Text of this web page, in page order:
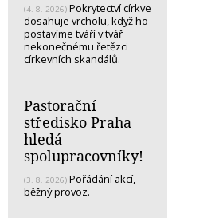
(4. 8. 2026) Pokrytectví církve
dosahuje vrcholu, když ho
postavíme tváří v tvář
nekonečnému řetězci
církevních skandálů.
Pastorační
středisko Praha
hledá
spolupracovníky!
(3. 8. 2026) Pořádání akcí,
běžný provoz.